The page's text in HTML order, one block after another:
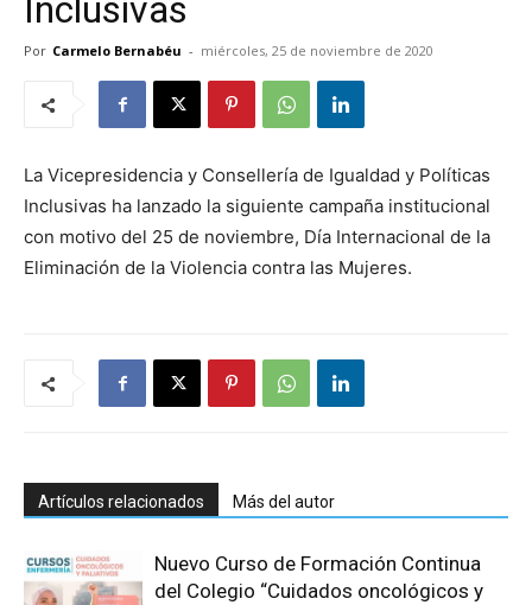
Inclusivas
Por Carmelo Bernabéu - miércoles, 25 de noviembre de 2020
La Vicepresidencia y Consellería de Igualdad y Políticas
Inclusivas ha lanzado la siguiente campaña institucional
con motivo del 25 de noviembre, Día Internacional de la
Eliminación de la Violencia contra las Mujeres.
Artículos relacionados Más del autor
Nuevo Curso de Formación Continua
del Colegio “Cuidados oncológicos y